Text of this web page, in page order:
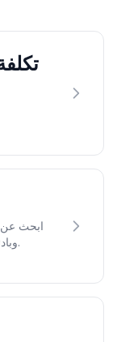
ابحث عن
وبادئات الهاتف المحمول والثابت وتعليمات الاتصال.